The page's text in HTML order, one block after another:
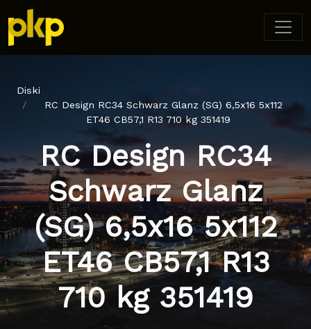
Diski
RC Design RC34 Schwarz Glanz (SG) 6,5x16 5x112
ET46 CB57,1 R13 710 kg 351419
RC Design RC34
Schwarz Glanz
(SG) 6,5x16 5x112
ET46 CB57,1 R13
710 kg 351419